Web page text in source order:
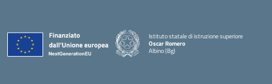
Istituto statale di istruzione superiore
Oscar Romero
Albino (Bg)